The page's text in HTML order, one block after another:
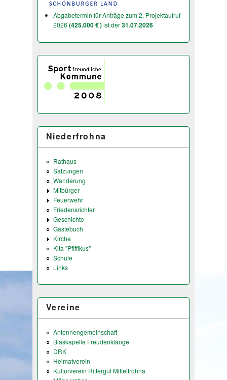
Abgabetermin für Anträge zum 2. Projektaufruf
2026 (425.000 € )ist der31.07.2026
Niederfrohna
Rathaus
Satzungen
Wanderung
Mitbürger
Feuerwehr
Friedensrichter
Geschichte
Gästebuch
Kirche
Kita "Pfiffikus"
Schule
Links
Vereine
Antennengemeinschaft
Blaskapelle Freudenklänge
DRK
Heimatverein
Kulturverein Rittergut Mittelfrohna